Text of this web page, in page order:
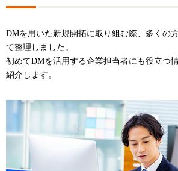
DMを用いた新規開拓に取り組む際、多くの
て整理しました。
初めてDMを活用する企業担当者にも役立つ
紹介します。